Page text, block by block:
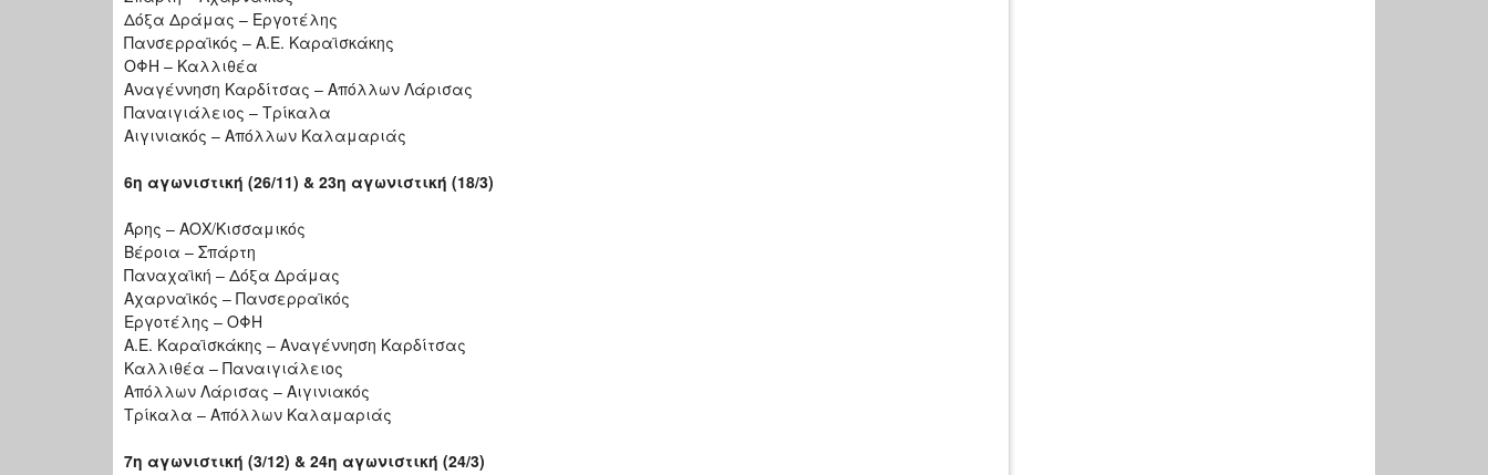
Δόξα Δράμας – Εργοτέλης
Πανσερραϊκός – Α.Ε. Καραϊσκάκης
ΟΦΗ – Καλλιθέα
Αναγέννηση Καρδίτσας – Απόλλων Λάρισας
Παναιγιάλειος – Τρίκαλα
Αιγινιακός – Απόλλων Καλαμαριάς
6η αγωνιστική (26/11) & 23η αγωνιστική (18/3)
Άρης – ΑΟΧ/Κισσαμικός
Βέροια – Σπάρτη
Παναχαϊκή – Δόξα Δράμας
Αχαρναϊκός – Πανσερραϊκός
Εργοτέλης – ΟΦΗ
Α.Ε. Καραϊσκάκης – Αναγέννηση Καρδίτσας
Καλλιθέα – Παναιγιάλειος
Απόλλων Λάρισας – Αιγινιακός
Τρίκαλα – Απόλλων Καλαμαριάς
7η αγωνιστική (3/12) & 24η αγωνιστική (24/3)